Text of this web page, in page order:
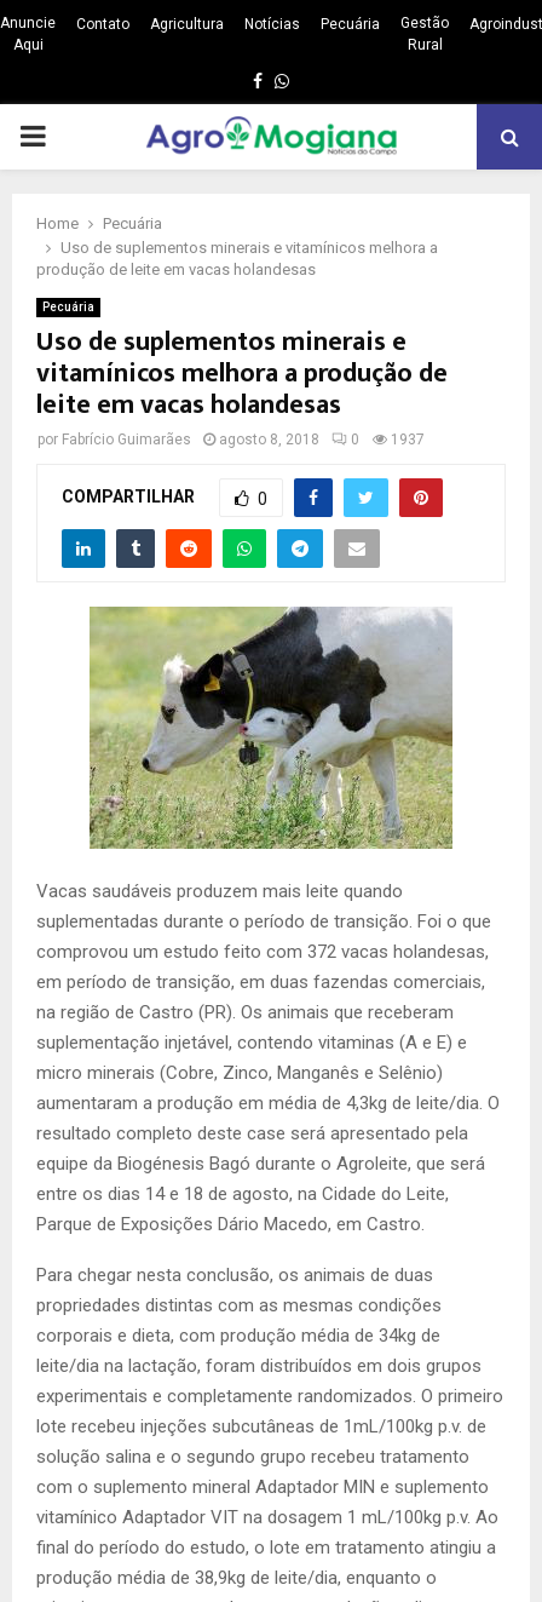
Anuncie
Aqui
Contato Agricultura Notícias Pecuária
Gestão
Rural
Facebook
Whatsapp
PRIMARY
Home
Pecuária
Uso de suplementos minerais e vitamínicos melhora a
produção de leite em vacas holandesas
Pecuária
Uso de suplementos minerais e
vitamínicos melhora a produção de
leite em vacas holandesas
por Fabrício Guimarães agosto 8, 2018 0 1937
COMPARTILHAR 0
Vacas saudáveis produzem mais leite quando
suplementadas durante o período de transição. Foi o que
comprovou um estudo feito com 372 vacas holandesas,
em período de transição, em duas fazendas comerciais,
na região de Castro (PR). Os animais que receberam
suplementação injetável, contendo vitaminas (A e E) e
micro minerais (Cobre, Zinco, Manganês e Selênio)
aumentaram a produção em média de 4,3kg de leite/dia. O
resultado completo deste case será apresentado pela
equipe da Biogénesis Bagó durante o Agroleite, que será
entre os dias 14 e 18 de agosto, na Cidade do Leite,
Parque de Exposições Dário Macedo, em Castro.
Para chegar nesta conclusão, os animais de duas
propriedades distintas com as mesmas condições
corporais e dieta, com produção média de 34kg de
leite/dia na lactação, foram distribuídos em dois grupos
experimentais e completamente randomizados. O primeiro
lote recebeu injeções subcutâneas de 1mL/100kg p.v. de
solução salina e o segundo grupo recebeu tratamento
com o suplemento mineral Adaptador MIN e suplemento
vitamínico Adaptador VIT na dosagem 1 mL/100kg p.v. Ao
final do período do estudo, o lote em tratamento atingiu a
produção média de 38,9kg de leite/dia, enquanto o